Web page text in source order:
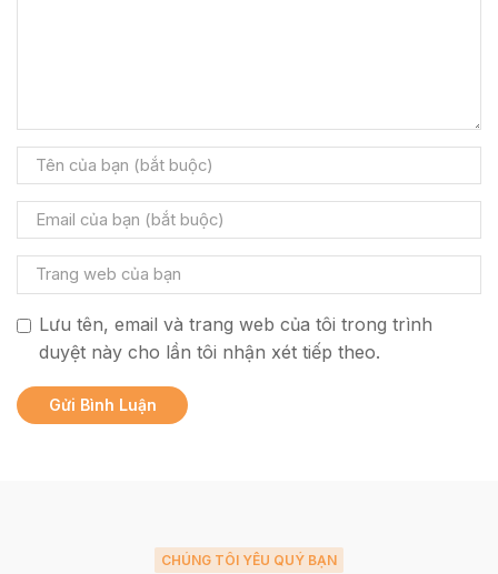
Lưu tên, email và trang web của tôi trong trình
duyệt này cho lần tôi nhận xét tiếp theo.
CHÚNG TÔI YÊU QUÝ BẠN